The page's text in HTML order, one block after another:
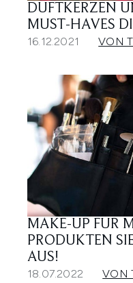
DUFTKERZEN
MUST-HAVES
16.12.2021 VON
MAKE-UP FÜR
PRODUKTEN
AUS!
18.07.2022 VON